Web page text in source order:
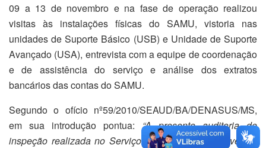
09 a 13 de novembro e na fase de operação realizou
visitas às instalações físicas do SAMU, vistoria nas
unidades de Suporte Básico (USB) e Unidade de Suporte
Avançado (USA), entrevista com a equipe de coordenação
e de assistência do serviço e análise dos extratos
bancários das contas do SAMU.
Segundo o ofício nº59/2010/SEAUD/BA/DENASUS/MS,
em sua introdução pontua:“A presente auditoria de
inspeção realizada no Serviço de Atendimento Móvel de